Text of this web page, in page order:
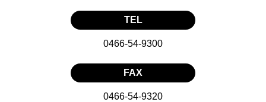
TEL
0466-54-9300
FAX
0466-54-9320